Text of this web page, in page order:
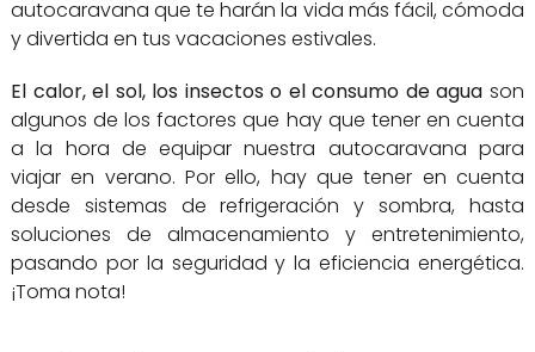
autocaravana que te harán la vida más fácil, cómoda
y divertida en tus vacaciones estivales.
El calor, el sol, los insectos o el consumo de agua son
algunos de los factores que hay que tener en cuenta
a la hora de equipar nuestra autocaravana para
viajar en verano. Por ello, hay que tener en cuenta
desde sistemas de refrigeración y sombra, hasta
soluciones de almacenamiento y entretenimiento,
pasando por la seguridad y la eficiencia energética.
¡Toma nota!